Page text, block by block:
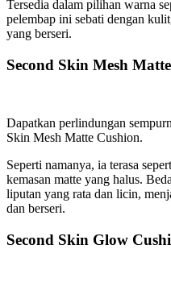
Tersedia dalam pilihan warna
pelembap ini sebati dengan
yang berseri.
Second Skin Mesh
Dapatkan perlindungan
Skin Mesh Matte Cushion.
Seperti namanya, ia terasa
kemasan matte yang halus.
liputan yang rata dan licin,
dan berseri.
Second Skin Glow